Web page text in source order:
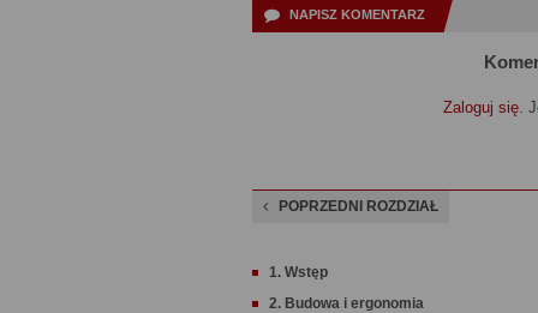
NAPISZ KOMENTARZ
Zaloguj się.
POPRZEDNI ROZDZIAŁ
1. Wstęp
2. Budowa i ergonomia